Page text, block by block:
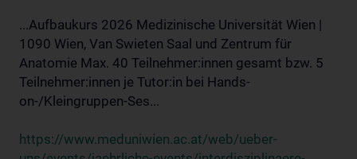
...Aufbaukurs 2026 Medizinische Universität Wien |
1090 Wien, Van Swieten Saal und Zentrum für
Anatomie Max. 40 Teilnehmer:innen gesamt bzw. 5
Teilnehmer:innen je Tutor:in bei Hands-
on-/Kleingruppen-Ses...
https://www.meduniwien.ac.at/web/ueber-